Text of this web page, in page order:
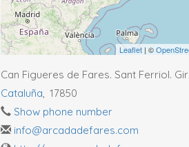
Leaflet | ©
Can Figueres de Fares. Sant Ferriol.
Cataluña, 17850
Show phone number
info@arcadadefares.com